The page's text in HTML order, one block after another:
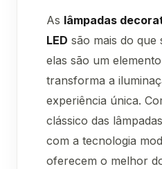
As lâmpadas
LED são mais do que
elas são um
transforma a
experiência única.
clássico das
com a tecnologia
oferecem o melhor